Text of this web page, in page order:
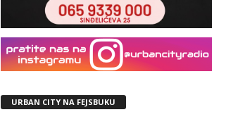
URBAN CITY NA FEJSBUKU